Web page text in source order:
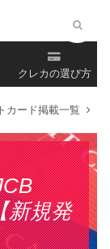
クレカの選び方
カード掲載一覧
新規発